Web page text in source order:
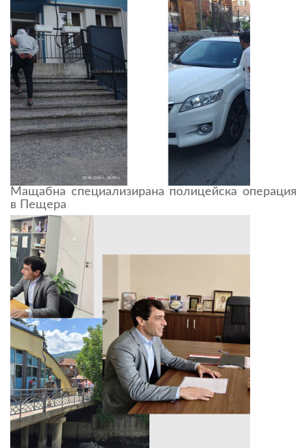
Мащабна специализирана полицейска операция
в Пещера